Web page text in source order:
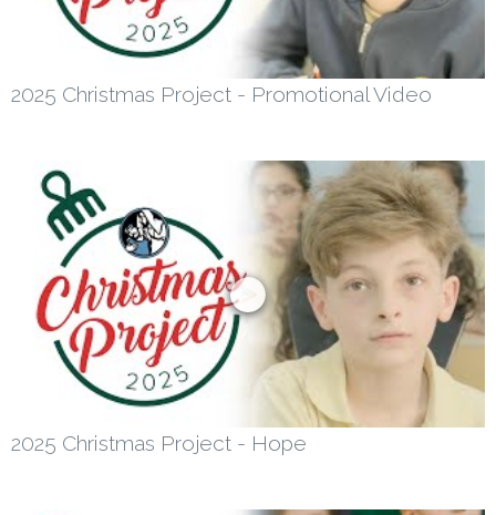
2025 Christmas Project - Promotional Video
2025 Christmas Project - Hope